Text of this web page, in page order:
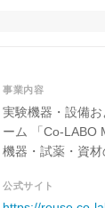
事業内容
実験機器・設備
ーム 「Co-LABO
機器・試薬・資材
公式サイト